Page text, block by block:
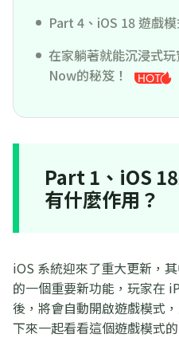
Part 4、iOS 18 遊戲
在家躺著就能沉浸式
Now的秘笈！
Part 1、iOS
有什麼作用？
iOS 系統迎來了重大更新，
的一個重要新功能，玩家在
後，將會自動開啟遊戲模式
下來一起看看這個遊戲模式